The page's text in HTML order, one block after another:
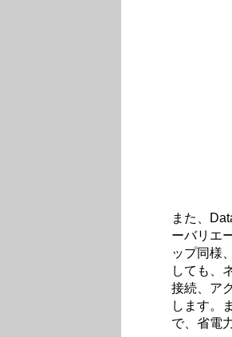
また、
ーバリエ
ップ同様
しても、
接続、ア
します。
で、省電